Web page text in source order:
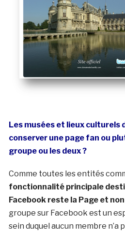
Les musées et lieux culturels
conserver une page fan ou
groupe ou les deux ?
Comme toutes les entités
fonctionnalité principale
Facebook reste la Page et
groupe sur Facebook est un
sein duquel aucun membre n’a